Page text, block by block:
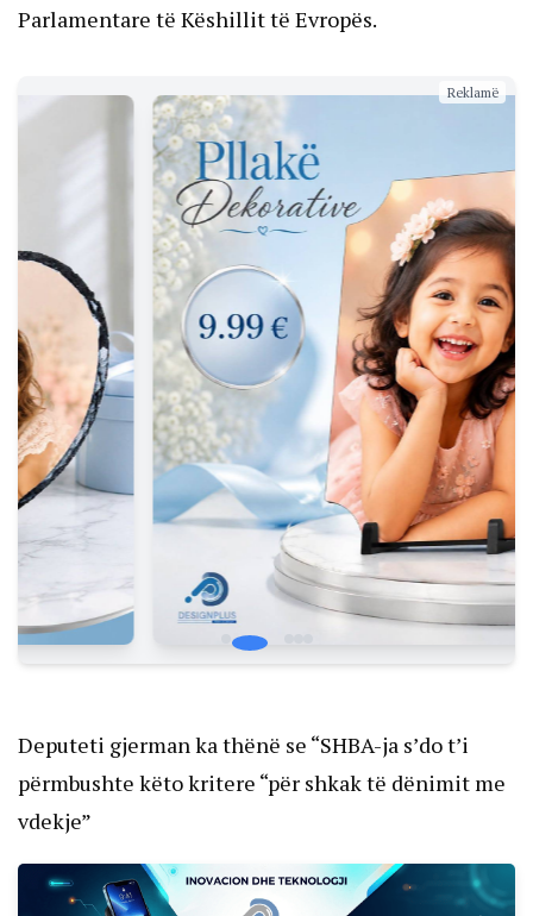
Parlamentare të Këshillit të Evropës.
Reklamë
Deputeti gjerman ka thënë se “SHBA-ja s’do t’i
përmbushte këto kritere “për shkak të dënimit me
vdekje”